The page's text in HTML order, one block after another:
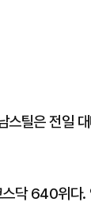
스틸은 전일
닥 640위다.